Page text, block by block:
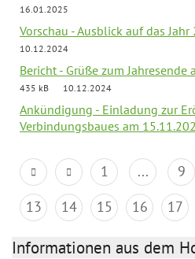
16.01.2025
Vorschau - Ausblick auf das Jahr
10.12.2024
Bericht - Grüße zum Jahresende
435 kB
10.12.2024
Ankündigung - Einladung zur
Verbindungsbaues am
1 ... 9
13
14 15 16 17
Informationen aus dem